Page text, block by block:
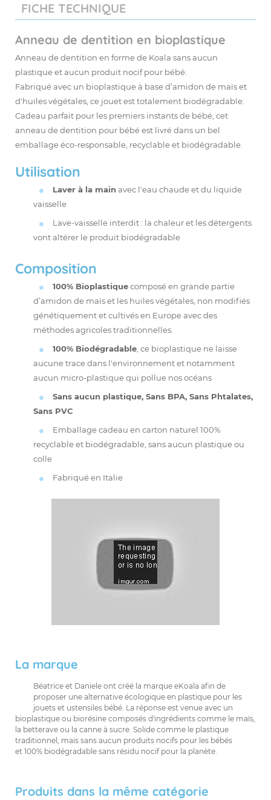
FICHE TECHNIQUE
Anneau de dentition en bioplastique
Anneau de dentition en forme de Koala sans aucun
plastique et aucun produit nocif pour bébé.
Fabriqué avec un bioplastique à base d’amidon de maïs et
d'huiles végétales, ce jouet est totalement biodégradable.
Cadeau parfait pour les premiers instants de bébé, cet
anneau de dentition pour bébé est livré dans un bel
emballage éco-responsable, recyclable et biodégradable.
Utilisation
Laver à la main avec l'eau chaude et du liquide
vaisselle
Lave-vaisselle interdit : la chaleur et les détergents
vont altérer le produit biodégradable
Composition
100% Bioplastiquecomposé en grande partie
d’amidon de maïs et les huiles végétales, non modifiés
génétiquement et cultivés en Europe avec des
méthodes agricoles traditionnelles.
100% Biodégradable , ce bioplastique ne laisse
aucune trace dans l'environnement et notamment
aucun micro-plastique qui pollue nos océans
Sans aucun plastique, Sans BPA, Sans Phtalates,
Sans PVC
Emballage cadeau en carton naturel 100%
recyclable et biodégradable, sans aucun plastique ou
colle
Fabriqué en Italie
La marque
Béatrice et Daniele ont créé la marque eKoala afin de
proposer une alternative écologique en plastique pour les
jouets et ustensiles bébé. La réponse est venue avec un
bioplastique ou biorésine composés d'ingrédients comme le maïs,
la betterave ou la canne à sucre. Solide comme le plastique
traditionnel, mais sans aucun produits nocifs pour les bébés
et 100% biodégradable sans résidu nocif pour la planète.
Produits dans la même catégorie